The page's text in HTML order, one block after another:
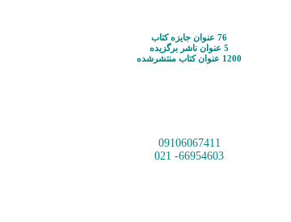
76 عنوان جایزه کتاب
5 عنوان ناشر برگزیده
1200 عنوان کتاب منتشرشده
09106067411
66954603- 021